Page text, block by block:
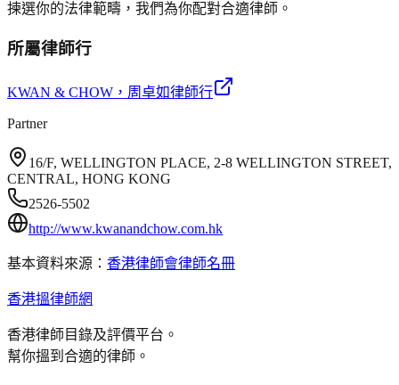
揀選你的法律範疇，我們為你配對合適律師。
所屬律師行
KWAN & CHOW ，周卓如律師行
Partner
16/F, WELLINGTON PLACE, 2-8 WELLINGTON STREET,
CENTRAL, HONG KONG
2526-5502
http://www.kwanandchow.com.hk
基本資料來源： 香港律師會律師名冊
香港搵律師網
香港律師目錄及評價平台。
幫你搵到合適的律師。